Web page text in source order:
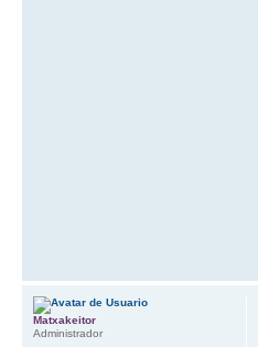
Matxakeitor
Administrador